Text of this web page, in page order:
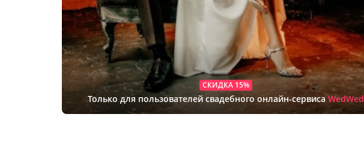
СКИДКА 15%
Только для пользователей свадебного онлайн-сервисаWedWed